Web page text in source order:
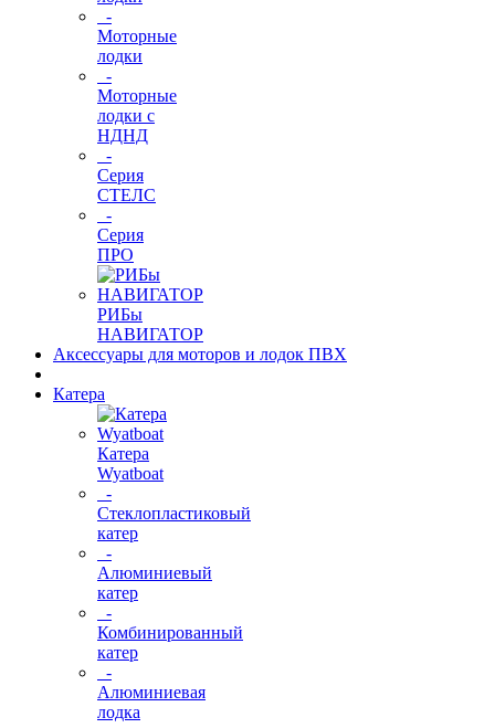
-
Моторные
лодки
-
Моторные
лодки с
НДНД
-
Серия
СТЕЛС
-
Серия
ПРО
РИБы
НАВИГАТОР
Аксессуары для моторов и лодок ПВХ
Катера
Катера
Wyatboat
-
Cтеклопластиковый
катер
-
Алюминиевый
катер
-
Комбинированный
катер
-
Алюминиевая
лодка